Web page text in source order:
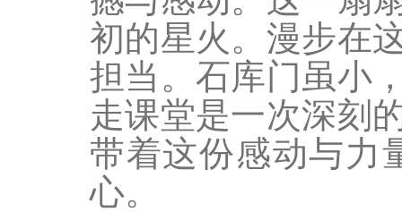
初的星火。漫步在
担当。石库门虽小
走课堂是一次深刻
带着这份感动与力
心。